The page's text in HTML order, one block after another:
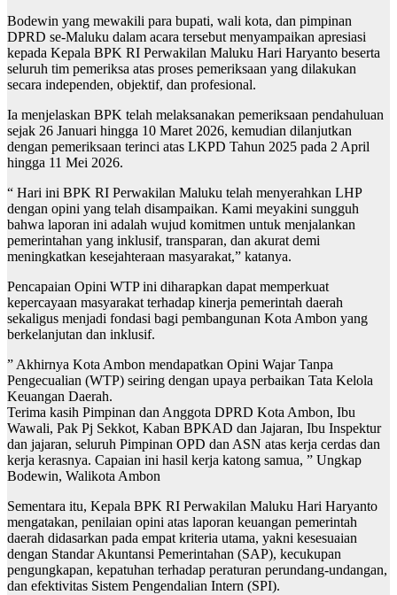
Bodewin yang mewakili para bupati, wali kota, dan pimpinan
DPRD se-Maluku dalam acara tersebut menyampaikan apresiasi
kepada Kepala BPK RI Perwakilan Maluku Hari Haryanto beserta
seluruh tim pemeriksa atas proses pemeriksaan yang dilakukan
secara independen, objektif, dan profesional.
Ia menjelaskan BPK telah melaksanakan pemeriksaan pendahuluan
sejak 26 Januari hingga 10 Maret 2026, kemudian dilanjutkan
dengan pemeriksaan terinci atas LKPD Tahun 2025 pada 2 April
hingga 11 Mei 2026.
“ Hari ini BPK RI Perwakilan Maluku telah menyerahkan LHP
dengan opini yang telah disampaikan. Kami meyakini sungguh
bahwa laporan ini adalah wujud komitmen untuk menjalankan
pemerintahan yang inklusif, transparan, dan akurat demi
meningkatkan kesejahteraan masyarakat,” katanya.
Pencapaian Opini WTP ini diharapkan dapat memperkuat
kepercayaan masyarakat terhadap kinerja pemerintah daerah
sekaligus menjadi fondasi bagi pembangunan Kota Ambon yang
berkelanjutan dan inklusif.
” Akhirnya Kota Ambon mendapatkan Opini Wajar Tanpa
Pengecualian (WTP) seiring dengan upaya perbaikan Tata Kelola
Keuangan Daerah.
Terima kasih Pimpinan dan Anggota DPRD Kota Ambon, Ibu
Wawali, Pak Pj Sekkot, Kaban BPKAD dan Jajaran, Ibu Inspektur
dan jajaran, seluruh Pimpinan OPD dan ASN atas kerja cerdas dan
kerja kerasnya. Capaian ini hasil kerja katong samua, ” Ungkap
Bodewin, Walikota Ambon
Sementara itu, Kepala BPK RI Perwakilan Maluku Hari Haryanto
mengatakan, penilaian opini atas laporan keuangan pemerintah
daerah didasarkan pada empat kriteria utama, yakni kesesuaian
dengan Standar Akuntansi Pemerintahan (SAP), kecukupan
pengungkapan, kepatuhan terhadap peraturan perundang-undangan,
dan efektivitas Sistem Pengendalian Intern (SPI).